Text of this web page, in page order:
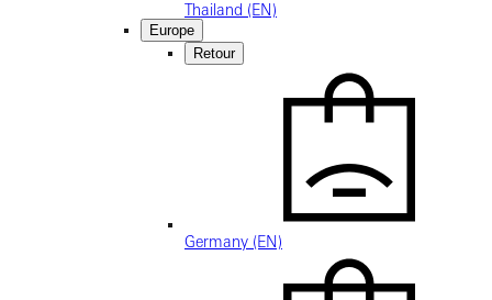
Thailand (EN)
Europe
Retour
Germany (EN)